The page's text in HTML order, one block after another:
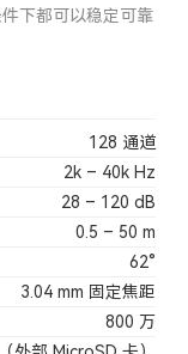
下都可以稳定可靠
128 通道
2k – 40k Hz
28 – 120 dB
0.5 – 50 m
62°
3.04 mm 固定焦距
800 万